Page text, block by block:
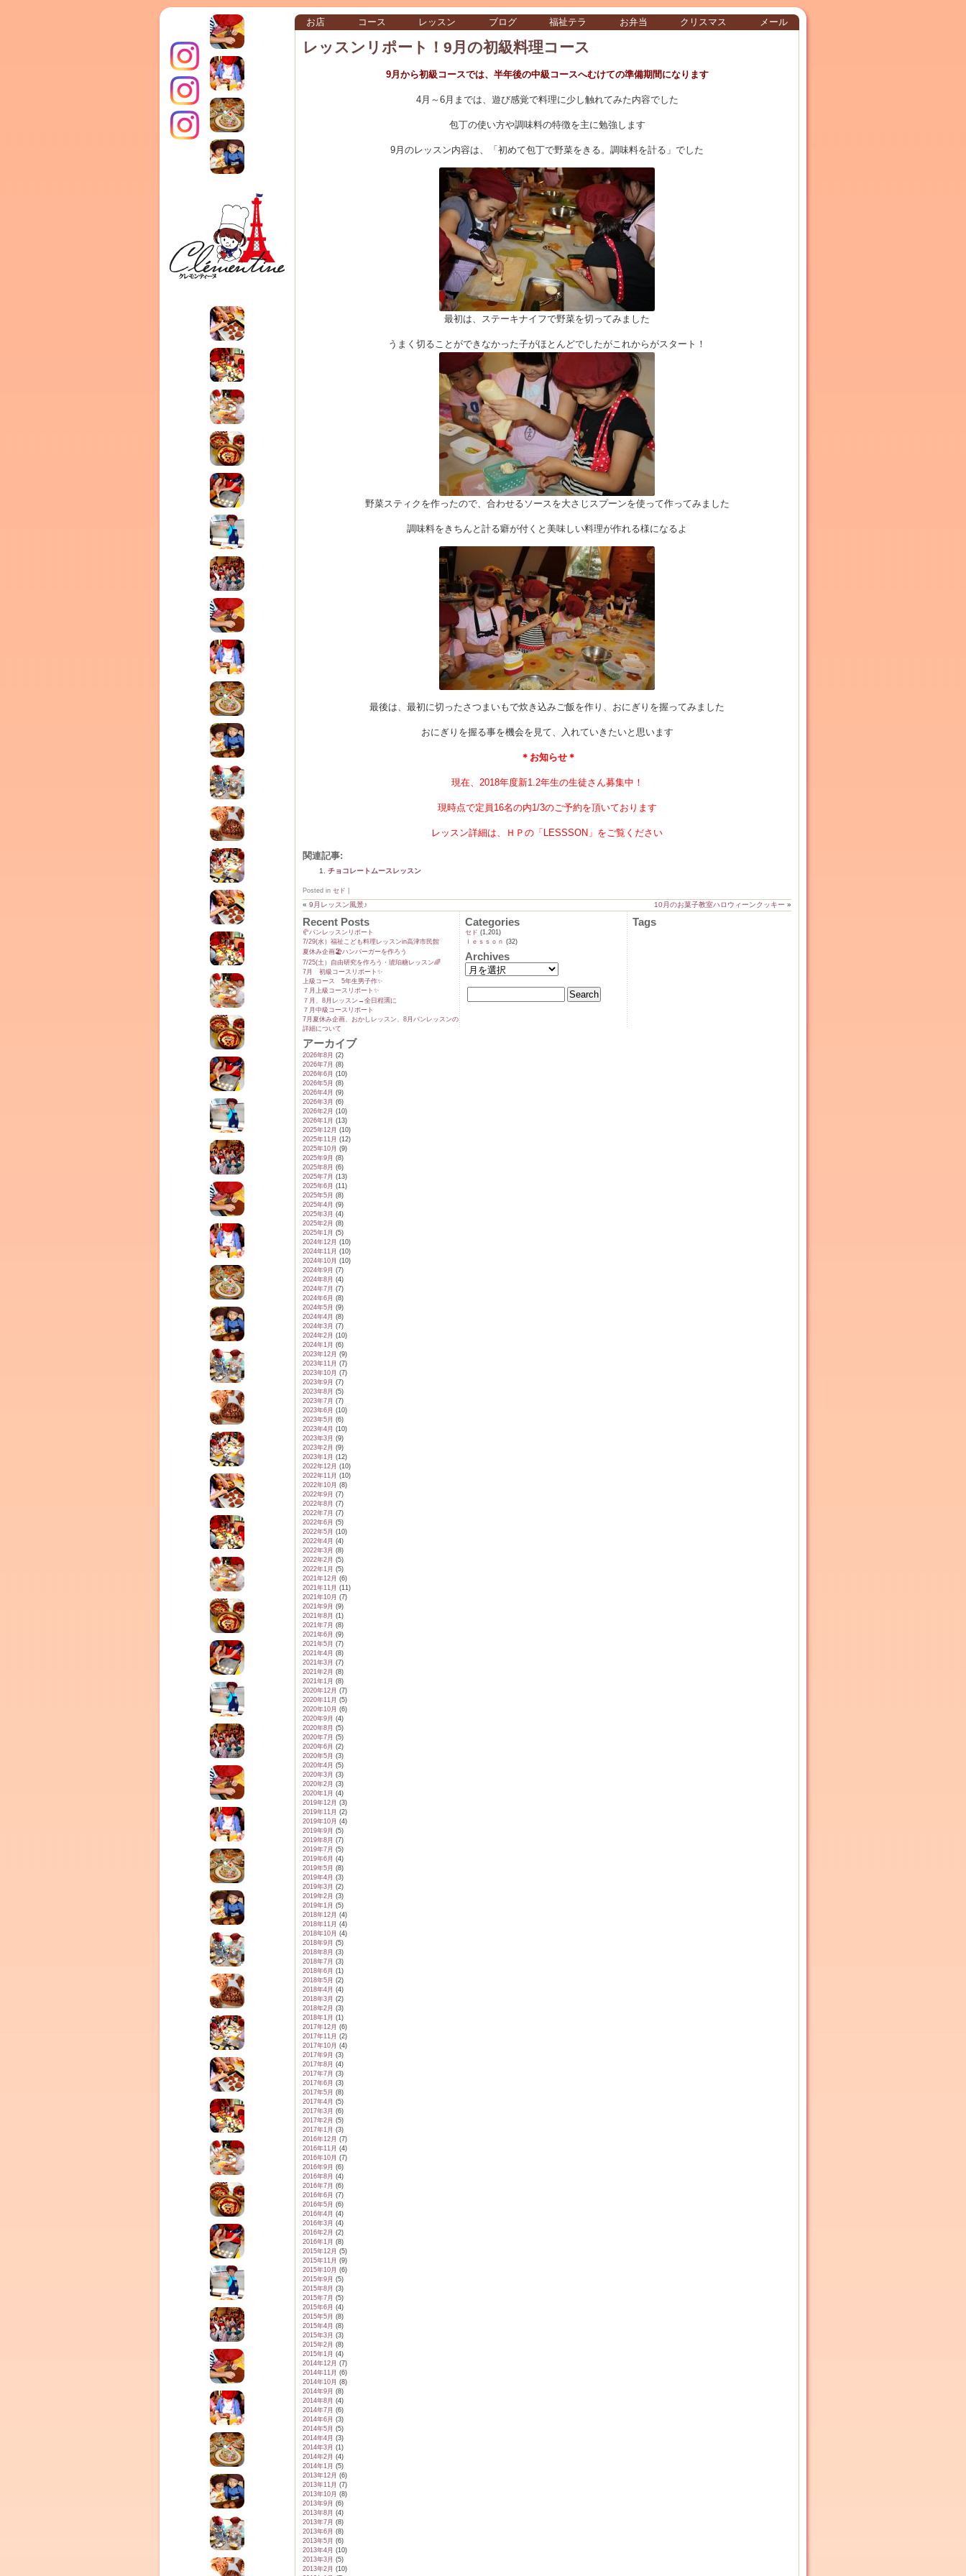
クレモンティーヌ – 新百合ヶ丘の料理教
室・テイクアウト Clémentine (produced
by CEDO)
お店 コース レッスン ブログ 福祉テラ お弁当 クリスマス メール
インス
タグラ
レッスンリポート！9月の初級料理コース
9月から初級コースでは、半年後の中級コースへむけての準備期間になります
4月～6月までは、遊び感覚で料理に少し触れてみた内容でした
包丁の使い方や調味料の特徴を主に勉強します
9月のレッスン内容は、「初めて包丁で野菜をきる。調味料を計る」でした
最初は、ステーキナイフで野菜を切ってみました
うまく切ることができなかった子がほとんどでしたがこれからがスタート！
野菜スティクを作ったので、合わせるソースを大さじスプーンを使って作ってみました
調味料をきちんと計る癖が付くと美味しい料理が作れる様になるよ
最後は、最初に切ったさつまいもで炊き込みご飯を作り、おにぎりを握ってみました
おにぎりを握る事を機会を見て、入れていきたいと思います
＊お知らせ＊
現在、2018年度新1.2年生の生徒さん募集中！
現時点で定員16名の内1/3のご予約を頂いております
レッスン詳細は、ＨＰの「LESSSON」をご覧ください
関連記事:
チョコレートムースレッスン
Posted in セド
« 9月レッスン風景♪ 10月のお菓子教室ハロウィーンクッキー »
Recent Posts
🥐パンレッスンリポート
7/29(水）福祉こども料理レッスンin高津市民館
夏休み企画🏖️ハンバーガーを作ろう
7/25(土）自由研究を作ろう・琥珀糖レッスン🌈
7月 初級コースリポート✨️
上級コース 5年生男子作✨️
７月上級コースリポート✨️
７月、8月レッスン→全日程🈵に
７月中級コースリポート
7月夏休み企画、おかしレッスン、8月パンレッスンの
詳細について
アーカイブ
2026年8月 (2)
2026年7月 (8)
2026年6月 (10)
2026年5月 (8)
2026年4月 (9)
2026年3月 (6)
2026年2月 (10)
2026年1月 (13)
2025年12月 (10)
2025年11月 (12)
2025年10月 (9)
2025年9月 (8)
2025年8月 (6)
2025年7月 (13)
2025年6月 (11)
2025年5月 (8)
2025年4月 (9)
2025年3月 (4)
2025年2月 (8)
2025年1月 (5)
2024年12月 (10)
2024年11月 (10)
2024年10月 (10)
2024年9月 (7)
2024年8月 (4)
2024年7月 (7)
2024年6月 (8)
2024年5月 (9)
2024年4月 (8)
2024年3月 (7)
2024年2月 (10)
2024年1月 (6)
2023年12月 (9)
2023年11月 (7)
2023年10月 (7)
2023年9月 (7)
2023年8月 (5)
2023年7月 (7)
2023年6月 (10)
2023年5月 (6)
2023年4月 (10)
2023年3月 (9)
2023年2月 (9)
2023年1月 (12)
2022年12月 (10)
2022年11月 (10)
2022年10月 (8)
2022年9月 (7)
2022年8月 (7)
2022年7月 (7)
2022年6月 (5)
2022年5月 (10)
2022年4月 (4)
2022年3月 (8)
2022年2月 (5)
2022年1月 (5)
2021年12月 (6)
2021年11月 (11)
2021年10月 (7)
2021年9月 (9)
2021年8月 (1)
2021年7月 (8)
2021年6月 (9)
2021年5月 (7)
2021年4月 (8)
2021年3月 (7)
2021年2月 (8)
2021年1月 (8)
2020年12月 (7)
2020年11月 (5)
2020年10月 (6)
2020年9月 (4)
2020年8月 (5)
2020年7月 (5)
2020年6月 (2)
2020年5月 (3)
2020年4月 (5)
2020年3月 (3)
2020年2月 (3)
2020年1月 (4)
2019年12月 (3)
2019年11月 (2)
2019年10月 (4)
2019年9月 (5)
2019年8月 (7)
2019年7月 (5)
2019年6月 (4)
2019年5月 (8)
2019年4月 (3)
2019年3月 (2)
2019年2月 (3)
2019年1月 (5)
2018年12月 (4)
2018年11月 (4)
2018年10月 (4)
2018年9月 (5)
2018年8月 (3)
2018年7月 (3)
2018年6月 (1)
2018年5月 (2)
2018年4月 (4)
2018年3月 (2)
2018年2月 (3)
2018年1月 (1)
2017年12月 (6)
2017年11月 (2)
2017年10月 (4)
2017年9月 (3)
2017年8月 (4)
2017年7月 (3)
2017年6月 (3)
2017年5月 (8)
2017年4月 (5)
2017年3月 (6)
2017年2月 (5)
2017年1月 (3)
2016年12月 (7)
2016年11月 (4)
2016年10月 (7)
2016年9月 (6)
2016年8月 (4)
2016年7月 (6)
2016年6月 (7)
2016年5月 (6)
2016年4月 (4)
2016年3月 (4)
2016年2月 (2)
2016年1月 (8)
2015年12月 (5)
2015年11月 (9)
2015年10月 (6)
2015年9月 (5)
2015年8月 (3)
2015年7月 (5)
2015年6月 (4)
2015年5月 (8)
2015年4月 (8)
2015年3月 (3)
2015年2月 (8)
2015年1月 (4)
2014年12月 (7)
2014年11月 (6)
2014年10月 (8)
2014年9月 (8)
2014年8月 (4)
2014年7月 (6)
2014年6月 (3)
2014年5月 (5)
2014年4月 (3)
2014年3月 (1)
2014年2月 (4)
2014年1月 (5)
2013年12月 (6)
2013年11月 (7)
2013年10月 (8)
2013年9月 (6)
2013年8月 (4)
2013年7月 (8)
2013年6月 (8)
2013年5月 (6)
2013年4月 (10)
2013年3月 (5)
2013年2月 (10)
Categories
セド (1,201)
ｌｅｓｓｏｎ (32)
Archives
Tags